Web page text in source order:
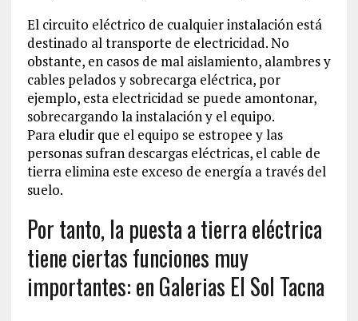
El circuito eléctrico de cualquier instalación está
destinado al transporte de electricidad. No
obstante, en casos de mal aislamiento, alambres y
cables pelados y sobrecarga eléctrica, por
ejemplo, esta electricidad se puede amontonar,
sobrecargando la instalación y el equipo.
Para eludir que el equipo se estropee y las
personas sufran descargas eléctricas, el cable de
tierra elimina este exceso de energía a través del
suelo.
Por tanto, la puesta a tierra eléctrica
tiene ciertas funciones muy
importantes: en Galerias El Sol Tacna